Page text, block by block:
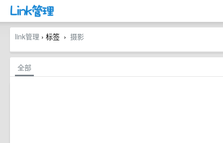
link管理 › 标签 › 摄影
全部